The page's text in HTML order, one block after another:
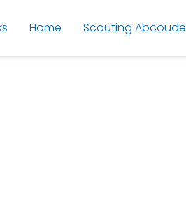
Home Scouting Abcoude